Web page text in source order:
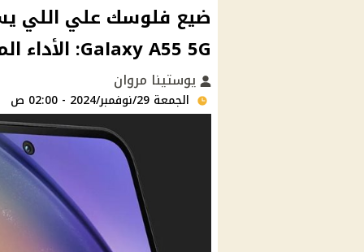
ضيع فلوسك علي اللي
Galaxy A55 5G: الأداء المتميز و بكاميرا جبارة وسعر منافس
يوستينا مروان
الجمعة 29/نوفمبر/2024 - 02:00 ص